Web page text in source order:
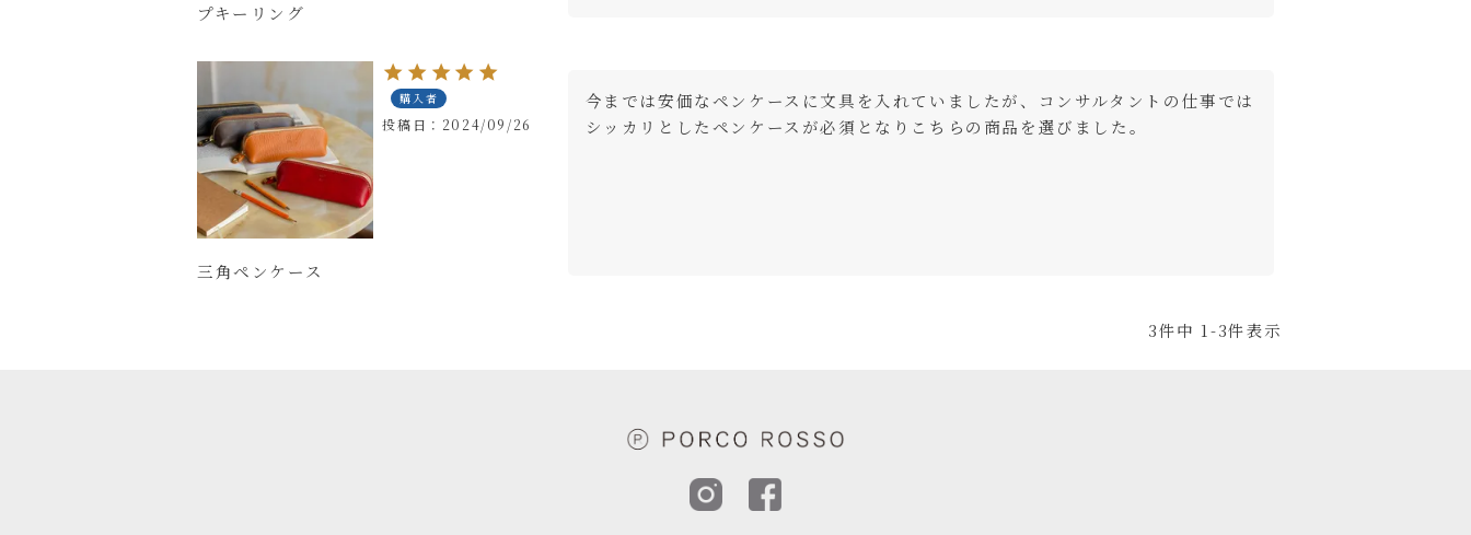
プキーリング
三角ペンケース
購入者
投稿日 2024/09/26
今までは安価なペンケースに文具を入れていましたが、コンサルタントの仕事では
シッカリとしたペンケースが必須となりこちらの商品を選びました。
3件中 1 -3件表示